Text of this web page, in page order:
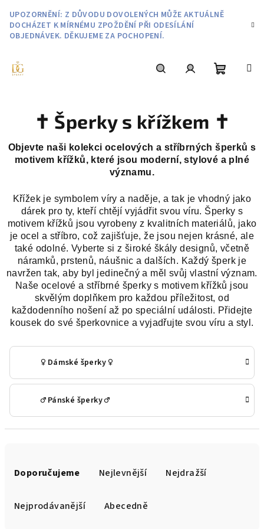
obsah
UPOZORNĚNÍ: Z DŮVODU DOVOLENÝCH MŮŽE AKTUÁLNĚ
DOCHÁZET K MÍRNÉMU ZPOŽDĚNÍ PŘI ODESÍLÁNÍ
OBJEDNÁVEK. DĚKUJEME ZA POCHOPENÍ.
košík
✝️ Šperky s křížkem ✝️
Objevte naši kolekci ocelových a stříbrných šperků s
motivem křížků, které jsou moderní, stylové a plné
významu.
Křížek je symbolem víry a naděje, a tak je vhodný jako
dárek pro ty, kteří chtějí vyjádřit svou víru. Šperky s
motivem křížků jsou vyrobeny z kvalitních materiálů, jako
je ocel a stříbro, což zajišťuje, že jsou nejen krásné, ale
také odolné. Vyberte si z široké škály designů, včetně
náramků, prstenů, náušnic a dalších. Každý šperk je
navržen tak, aby byl jedinečný a měl svůj vlastní význam.
Naše ocelové a stříbrné šperky s motivem křížků jsou
skvělým doplňkem pro každou příležitost, od
každodenního nošení až po speciální události. Přidejte
kousek do své šperkovnice a vyjadřujte svou víru a styl.
♀️ Dámské šperky ♀️
♂️ Pánské šperky ♂️
Doporučujeme Nejlevnější Nejdražší
Nejprodávanější Abecedně